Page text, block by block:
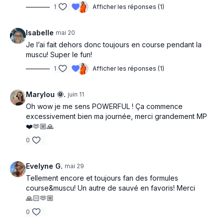
3 min run Z3
Renegade row back kick D
3 min run Z3
Renegade row back kick G
Dumbell curls march
3 min run Z3
Butterfly bridges
1 Afficher les réponses (1)
Isabelle mai 20
Je l’ai fait dehors donc toujours en course pendant la
muscu! Super le fun!
1 Afficher les réponses (1)
Marylou 🌞. juin 11
Oh wow je me sens POWERFUL ! Ça commence
excessivement bien ma journée, merci grandement MP
❤️🫶🏼🙏
0
Evelyne G. mai 29
Tellement encore et toujours fan des formules
course&muscu! Un autre de sauvé en favoris! Merci
🙏🏻🫶🏼
0